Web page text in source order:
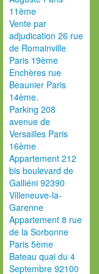
11ème
Vente par
adjudication 26 rue
de Romainville
Paris 19ème
Enchères rue
Beaunier Paris
14ème.
Parking 208
avenue de
Versailles Paris
16ème
Appartement 212
bis boulevard de
Galliéni 92390
Villeneuve-la-
Garenne
Appartement 8 rue
de la Sorbonne
Paris 5ème
Bateau quai du 4
Septembre 92100